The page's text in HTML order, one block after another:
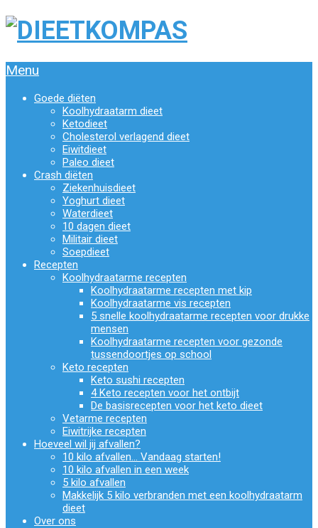
Menu
Goede diëten
Koolhydraatarm dieet
Ketodieet
Cholesterol verlagend dieet
Eiwitdieet
Paleo dieet
Crash diëten
Ziekenhuisdieet
Yoghurt dieet
Waterdieet
10 dagen dieet
Militair dieet
Soepdieet
Recepten
Koolhydraatarme recepten
Koolhydraatarme recepten met kip
Koolhydraatarme vis recepten
5 snelle koolhydraatarme recepten voor drukke
mensen
Koolhydraatarme recepten voor gezonde
tussendoortjes op school
Keto recepten
Keto sushi recepten
4 Keto recepten voor het ontbijt
De basisrecepten voor het keto dieet
Vetarme recepten
Eiwitrijke recepten
Hoeveel wil jij afvallen?
10 kilo afvallen… Vandaag starten!
10 kilo afvallen in een week
5 kilo afvallen
Makkelijk 5 kilo verbranden met een koolhydraatarm
dieet
Over ons